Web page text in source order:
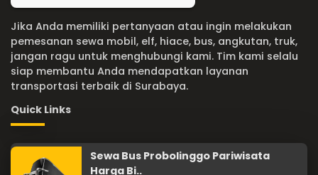
Jika Anda memiliki pertanyaan atau ingin melakukan
pemesanan sewa mobil, elf, hiace, bus, angkutan, truk,
jangan ragu untuk menghubungi kami. Tim kami selalu
siap membantu Anda mendapatkan layanan
transportasi terbaik di Surabaya.
Quick Links
Sewa Bus Probolinggo Pariwisata
Harga Bi..